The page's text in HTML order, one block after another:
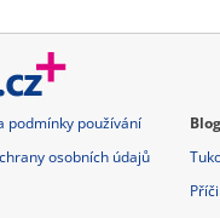
podmínky používání
osobních údajů
Blog